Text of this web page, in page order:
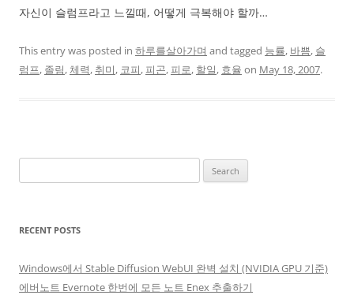
자신이 슬럼프라고 느낄때, 어떻게 극복해야 할까…
This entry was posted in 하루를살아가며 and tagged 능률, 바쁨, 슬
럼프, 졸림,체력, 취미, 코피, 피곤, 피로, 할일, 효율 on May 18, 2007.
for:
RECENT POSTS
Windows에서 Stable Diffusion WebUI 완벽 설치 (NVIDIA GPU 기준)
에버노트 Evernote 한번에 모든 노트 Enex 추출하기